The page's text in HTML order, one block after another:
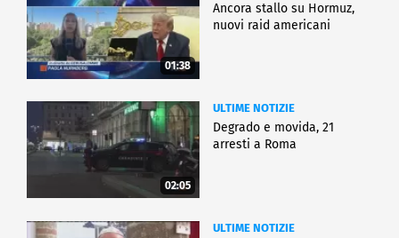
01:38
Ancora stallo su Hormuz,
nuovi raid americani
02:05
ULTIME NOTIZIE
Degrado e movida, 21
arresti a Roma
ULTIME NOTIZIE